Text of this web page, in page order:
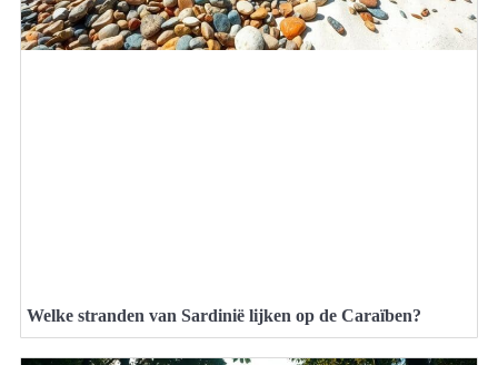
Welke stranden van Sardinië lijken op de Caraïben?